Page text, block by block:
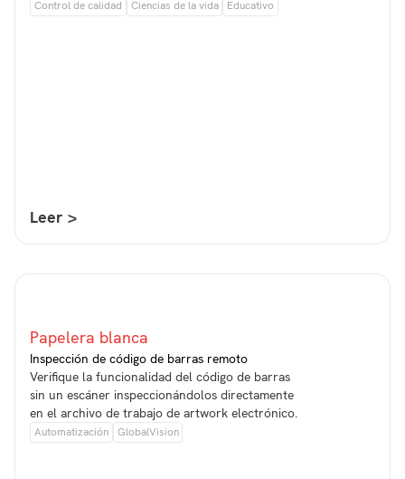
Control de calidad Ciencias de la vida Educativo
Leer >
Papelera blanca
Inspección de código de barras remoto
Verifique la funcionalidad del código de barras
sin un escáner inspeccionándolos directamente
en el archivo de trabajo de artwork electrónico.
Automatización GlobalVision